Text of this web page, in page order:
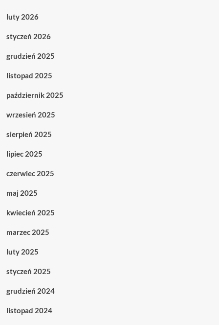
luty 2026
styczeń 2026
grudzień 2025
listopad 2025
październik 2025
wrzesień 2025
sierpień 2025
lipiec 2025
czerwiec 2025
maj 2025
kwiecień 2025
marzec 2025
luty 2025
styczeń 2025
grudzień 2024
listopad 2024